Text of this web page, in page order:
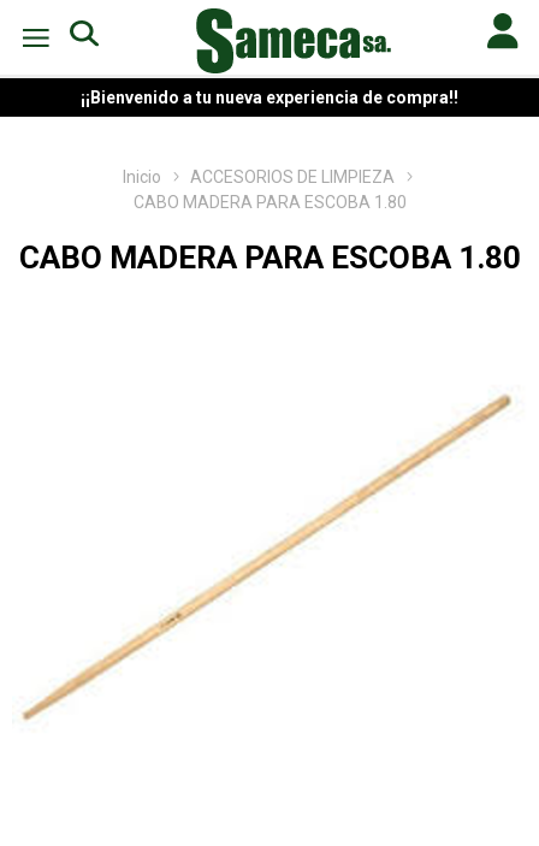
¡¡Bienvenido a tu nueva experiencia de compra!!
Inicio
ACCESORIOS DE LIMPIEZA
CABO MADERA PARA ESCOBA 1.80
CABO MADERA PARA ESCOBA 1.80